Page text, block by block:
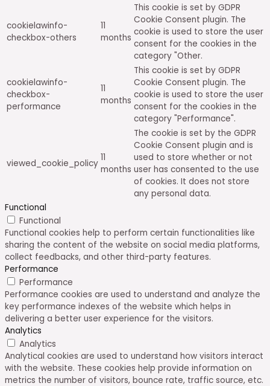
cookielawinfo-
checkbox-others
11
months
This cookie is set by GDPR
Cookie Consent plugin. The
cookie is used to store the user
consent for the cookies in the
category "Other.
cookielawinfo-
checkbox-
performance
11
months
This cookie is set by GDPR
Cookie Consent plugin. The
cookie is used to store the user
consent for the cookies in the
category "Performance".
viewed_cookie_policy
11
months
The cookie is set by the GDPR
Cookie Consent plugin and is
used to store whether or not
user has consented to the use
of cookies. It does not store
any personal data.
Functional
Functional
Functional cookies help to perform certain functionalities like
sharing the content of the website on social media platforms,
collect feedbacks, and other third-party features.
Performance
Performance
Performance cookies are used to understand and analyze the
key performance indexes of the website which helps in
delivering a better user experience for the visitors.
Analytics
Analytics
Analytical cookies are used to understand how visitors interact
with the website. These cookies help provide information on
metrics the number of visitors, bounce rate, traffic source, etc.